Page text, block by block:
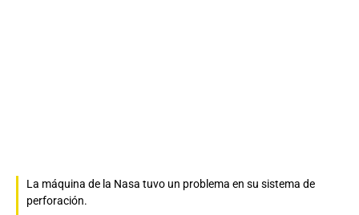
La máquina de la Nasa tuvo un problema en su sistema de
perforación.